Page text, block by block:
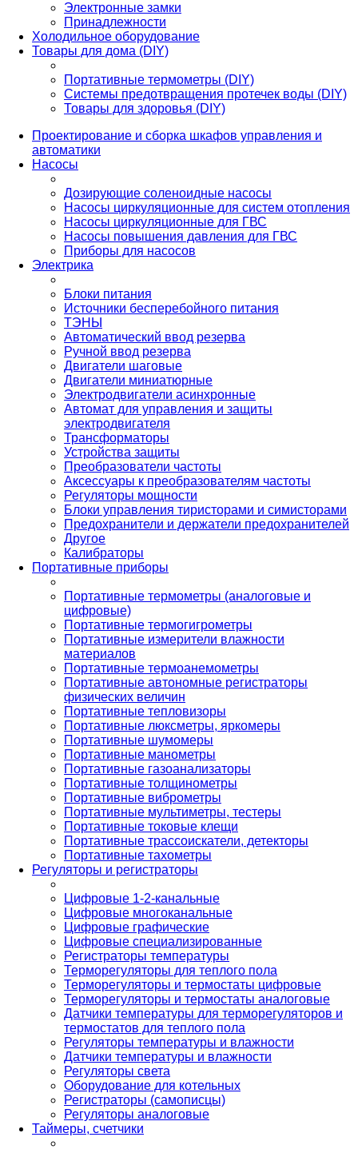
Электронные замки
Принадлежности
Холодильное оборудование
Товары для дома (DIY)
Портативные термометры (DIY)
Системы предотвращения протечек воды (DIY)
Товары для здоровья (DIY)
Проектирование и сборка шкафов управления и
автоматики
Насосы
Дозирующие соленоидные насосы
Насосы циркуляционные для систем отопления
Насосы циркуляционные для ГВС
Насосы повышения давления для ГВС
Приборы для насосов
Электрика
Блоки питания
Источники бесперебойного питания
ТЭНЫ
Автоматический ввод резерва
Ручной ввод резерва
Двигатели шаговые
Двигатели миниатюрные
Электродвигатели асинхронные
Автомат для управления и защиты
электродвигателя
Трансформаторы
Устройства защиты
Преобразователи частоты
Аксессуары к преобразователям частоты
Регуляторы мощности
Блоки управления тиристорами и симисторами
Предохранители и держатели предохранителей
Другое
Калибраторы
Портативные приборы
Портативные термометры (аналоговые и
цифровые)
Портативные термогигрометры
Портативные измерители влажности
материалов
Портативные термоанемометры
Портативные автономные регистраторы
физических величин
Портативные тепловизоры
Портативные люксметры, яркомеры
Портативные шумомеры
Портативные манометры
Портативные газоанализаторы
Портативные толщинометры
Портативные виброметры
Портативные мультиметры, тестеры
Портативные токовые клещи
Портативные трассоискатели, детекторы
Портативные тахометры
Регуляторы и регистраторы
Цифровые 1-2-канальные
Цифровые многоканальные
Цифровые графические
Цифровые специализированные
Регистраторы температуры
Терморегуляторы для теплого пола
Терморегуляторы и термостаты цифровые
Терморегуляторы и термостаты аналоговые
Датчики температуры для терморегуляторов и
термостатов для теплого пола
Регуляторы температуры и влажности
Датчики температуры и влажности
Регуляторы света
Оборудование для котельных
Регистраторы (самописцы)
Регуляторы аналоговые
Таймеры, счетчики